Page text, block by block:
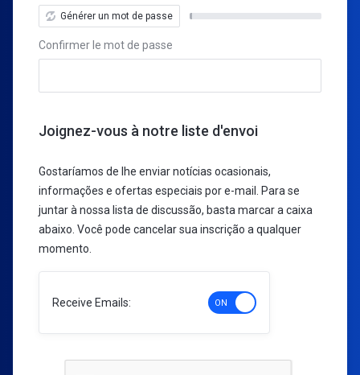
Générer un mot de passe
New
Rating:
Confirmer le mot de passe
Joignez-vous à notre liste d'envoi
Gostaríamos de lhe enviar notícias ocasionais,
informações e ofertas especiais por e-mail. Para se
juntar à nossa lista de discussão, basta marcar a caixa
abaixo. Você pode cancelar sua inscrição a qualquer
momento.
Receive Emails: